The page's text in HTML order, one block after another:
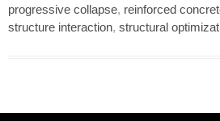
progressive collapse, reinforced
structure interaction, structural